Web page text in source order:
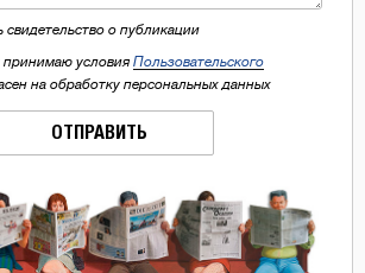
свидетельство о публикации
условия Пользовательского
на обработку персональных данных
ОТПРАВИТЬ